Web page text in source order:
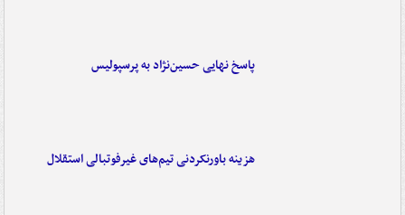
پاسخ نهایی حسین‌نژاد به پرسپولیس
هزینه باورنکردنی تیم‌های غیرفوتبالی استقلال